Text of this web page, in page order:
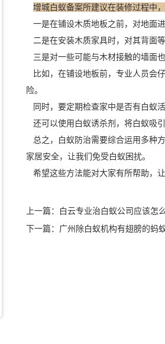
增城白蚁备案所建议在装修过程中
一是在铺设木质地板之前，对地面
二是在安装木质家具时，对其背面等
三是对一些可能与木材接触的墙面
比如，在铺设地板前，专业人员会
险。
同时，要定期检查家中是否有白蚁
还可以使用 白蚁诱杀剂 ，将白蚁吸
总之，白蚁防治需要综合运用多种
家居安全，让我们免受白蚁困扰。
希望这些方法能对大家有所帮助，
上一篇：
白云专业治白蚁公司应该怎
下一篇： 广州除白蚁机构有翅膀的蚂